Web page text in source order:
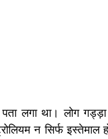
लगा था। लोग
न सिर्फ इस्तेमाल